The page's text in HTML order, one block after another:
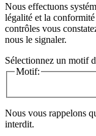
Nous effectuons
légalité et la
contrôles vous
nous le signaler.
Sélectionnez un motif
Motif:
Nous vous rappelons
interdit.